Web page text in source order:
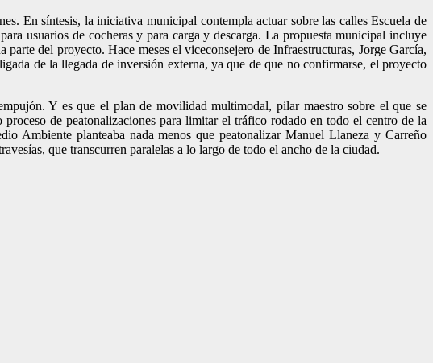
En síntesis, la iniciativa municipal contempla actuar sobre las calles Escuela de
usuarios de cocheras y para carga y descarga. La propuesta municipal incluye
del proyecto. Hace meses el viceconsejero de Infraestructuras, Jorge García,
de la llegada de inversión externa, ya que de que no confirmarse, el proyecto
Y es que el plan de movilidad multimodal, pilar maestro sobre el que se
de peatonalizaciones para limitar el tráfico rodado en todo el centro de la
Ambiente planteaba nada menos que peatonalizar Manuel Llaneza y Carreño
que transcurren paralelas a lo largo de todo el ancho de la ciudad.